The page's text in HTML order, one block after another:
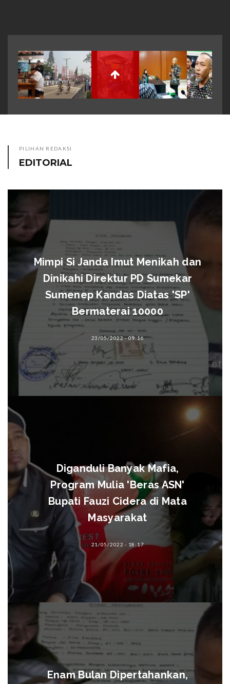
PILIHAN REDAKSI
EDITORIAL
Mimpi Si Janda Imut Menikah dan
Dinikahi Direktur PD Sumekar
Sumenep Kandas Diatas 'SP'
Bermaterai 10000
23/05/2022 - 09:16
Diganduli Banyak Mafia,
Program Mulia 'Beras ASN'
Bupati Fauzi Cidera di Mata
Masyarakat
21/05/2022 - 18:17
Enam Bulan Dipertahankan,